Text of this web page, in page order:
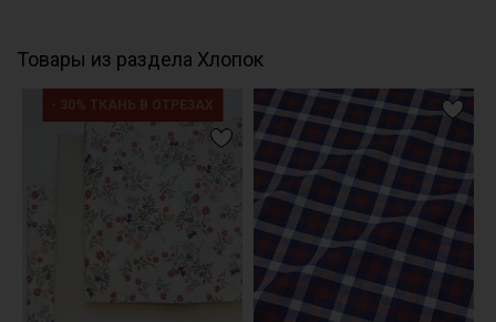
Товары из раздела Хлопок